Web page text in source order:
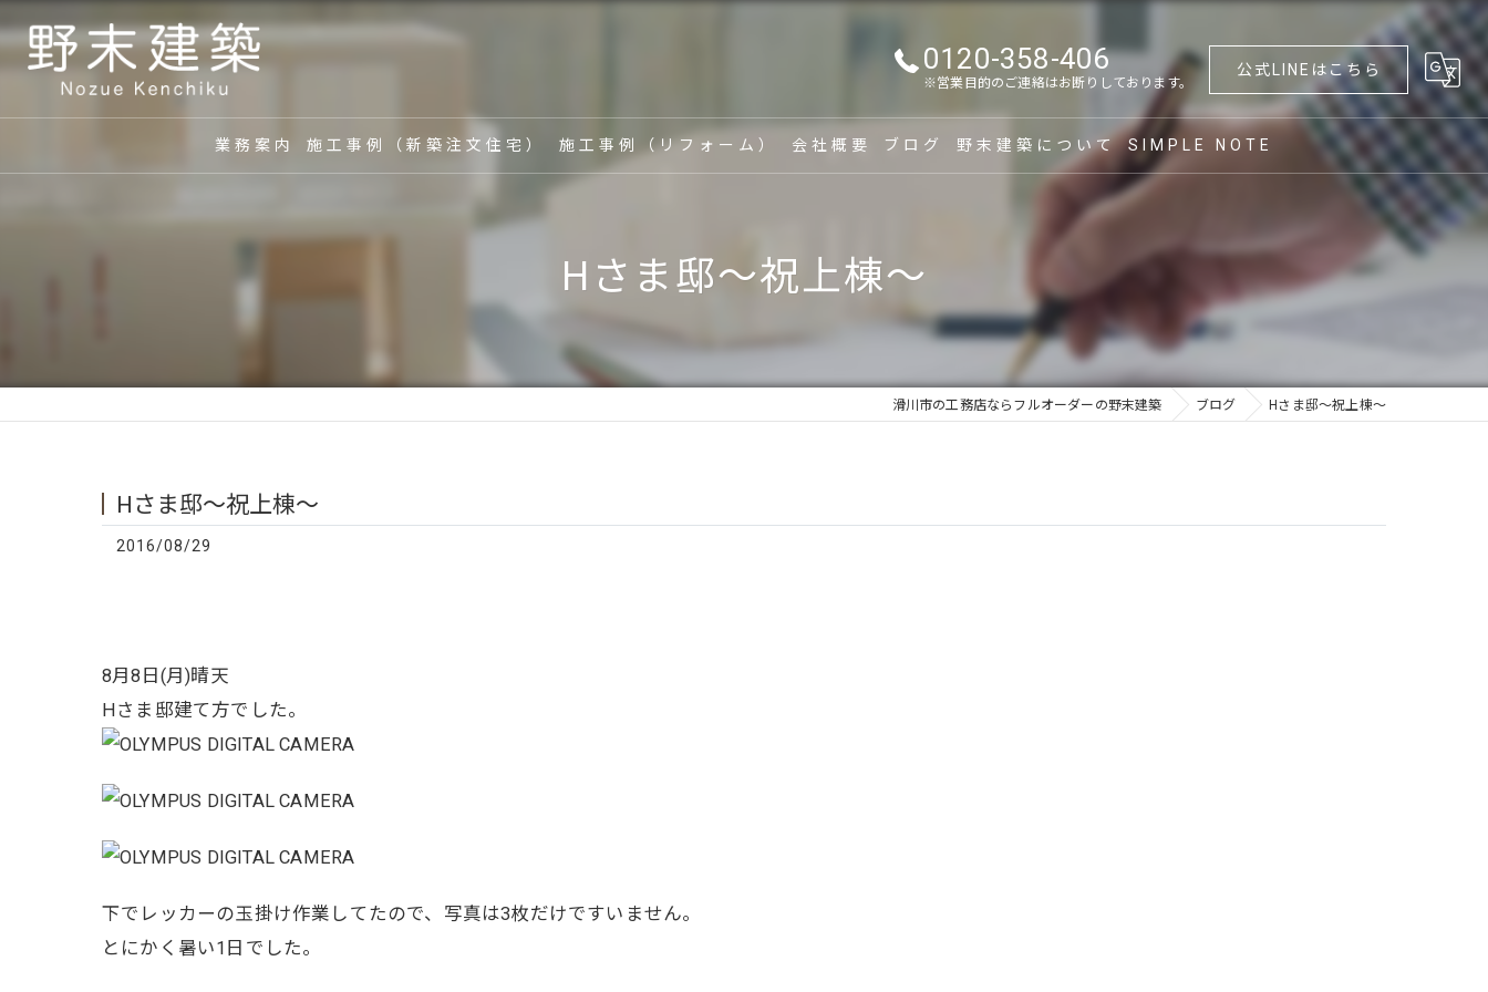
0120-358-406
※営業目的のご連絡はお断りしております。
公式LINEはこちら
業務案内 施工事例（新築注文住宅） 施工事例（リフォーム） 会社概要 ブログ 野末建築について
リフォーム
建て替え
SIMPLE NOTE
Hさま邸〜祝上棟〜
滑川市の工務店ならフルオーダーの野末建築 ブログ Hさま邸〜祝上棟〜
Hさま邸〜祝上棟〜
2016/08/29
8月8日(月)晴天
Hさま邸建て方でした。
下でレッカーの玉掛け作業してたので、写真は3枚だけですいません。
とにかく暑い1日でした。